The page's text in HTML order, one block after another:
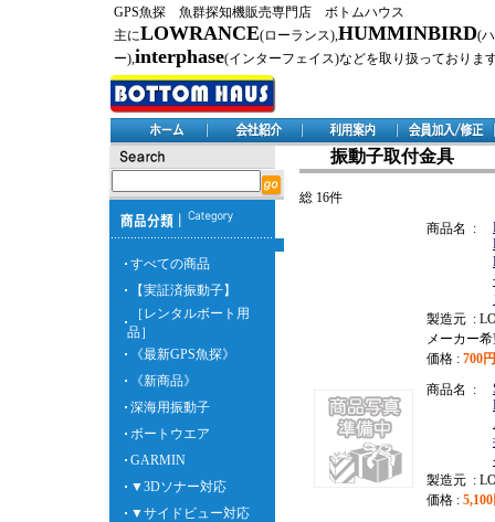
GPS魚探 魚群探知機販売専門店 ボトムハウス
主にLOWRANCE(ローランス),HUMMINBIRD(
ー),interphase(インターフェイス)などを取り扱っておりま
すべての商品
【実証済振動子】
［レンタルボート用
品］
《最新GPS魚探》
《新商品》
深海用振動子
ボートウエア
GARMIN
▼3Dソナー対応
▼サイドビュー対応
振動子取付金具
総 16件
商品名 :
製造元 :
メーカー
価格 : 700
商品名 :
製造元 :
価格 :